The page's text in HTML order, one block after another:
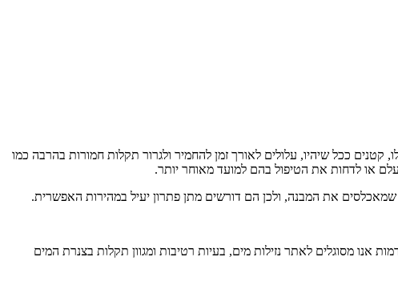
קטנים ככל שיהיו, עלולים לאורך זמן להחמיר ולגרור תקלות חמורות בהרבה כמו
או לדחות את הטיפול בהם למועד מאוחר יותר.
שמאכלסים את המבנה, ולכן הם דורשים מתן פתרון יעיל במהירות האפשרית.
אנו מסוגלים לאתר נזילות מים, בעיות רטיבות ומגוון תקלות בצנרת המים